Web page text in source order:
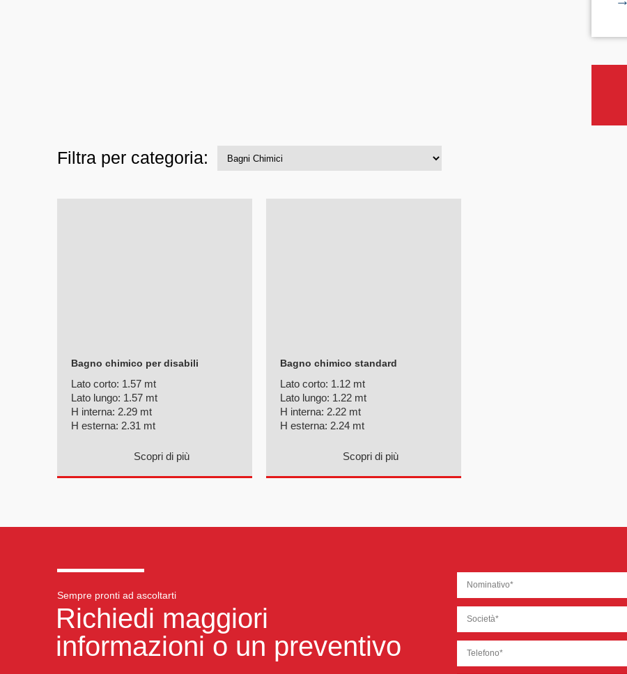
Filtra per categoria:
Bagno chimico per disabili
Lato corto: 1.57 mt
Lato lungo: 1.57 mt
H interna: 2.29 mt
H esterna: 2.31 mt
Scopri di più
Bagno chimico standard
Lato corto: 1.12 mt
Lato lungo: 1.22 mt
H interna: 2.22 mt
H esterna: 2.24 mt
Scopri di più
Sempre pronti ad ascoltarti
Richiedi maggiori
informazioni o un preventivo